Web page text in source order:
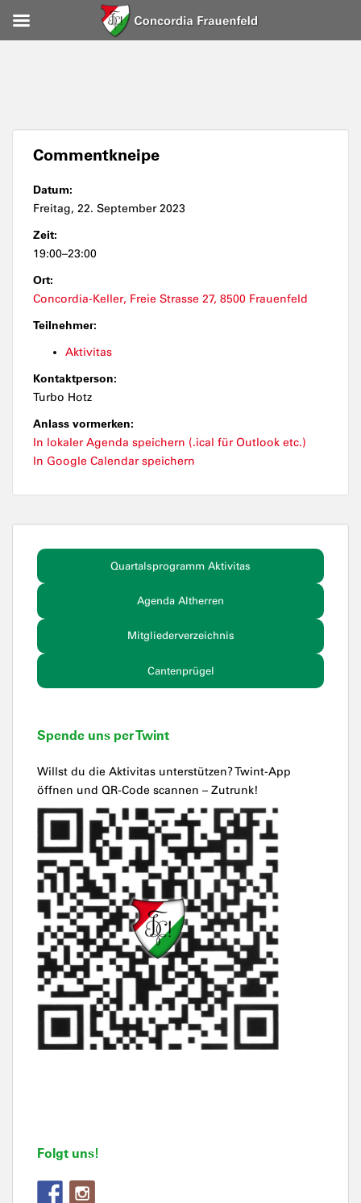
Commentkneipe
Datum:
Freitag, 22. September 2023
Zeit:
19:00–23:00
Ort:
Concordia-Keller, Freie Strasse 27, 8500 Frauenfeld
Teilnehmer:
Aktivitas
Kontaktperson:
Turbo Hotz
Anlass vormerken:
In lokaler Agenda speichern (.ical für Outlook etc.)
In Google Calendar speichern
Quartalsprogramm Aktivitas
Agenda Altherren
Mitgliederverzeichnis
Cantenprügel
Spende uns per Twint
Willst du die Aktivitas unterstützen? Twint-App
öffnen und QR-Code scannen – Zutrunk!
Folgt uns!